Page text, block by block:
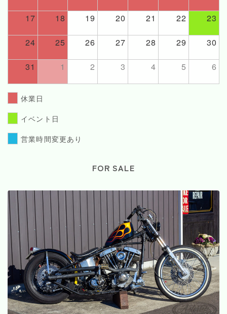
17 18 19 20 21 22 23
24 25 26 27 28 29 30
31 1 2 3 4 5 6
休業日
イベント日
営業時間変更あり
FOR SALE